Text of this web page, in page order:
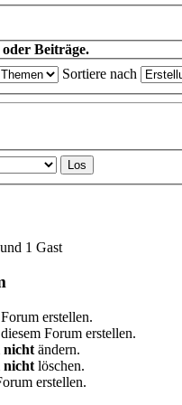
Beiträge.
Sortiere nach
1 Gast
erstellen.
Forum erstellen.
nicht ändern.
nicht löschen.
erstellen.